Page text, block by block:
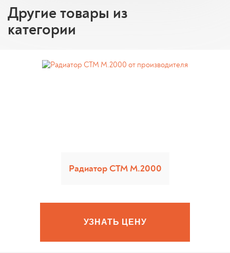
Другие товары из
категории
Радиатор CTM M.2000
УЗНАТЬ ЦЕНУ